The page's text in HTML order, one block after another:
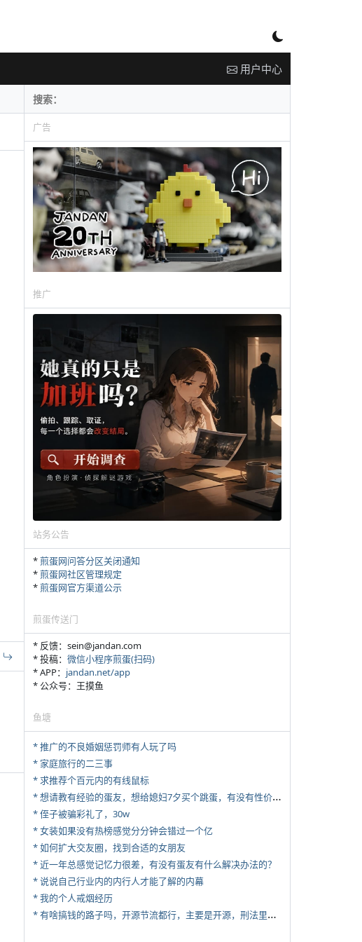
用户中心
广告
推广
站务公告
*煎蛋网问答分区关闭通知
*煎蛋网社区管理规定
*煎蛋网官方渠道公示
煎蛋传送门
* 反馈：sein@jandan.com
* 投稿： 微信小程序煎蛋(扫码)
* APP： jandan.net/app
* 公众号：王摸鱼
鱼塘
* 推广的不良婚姻惩罚师有人玩了吗
* 家庭旅行的二三事
* 求推荐个百元内的有线鼠标
*
想请教有经验的蛋友，想给媳妇7夕买个跳蛋，有没有性价比高的推荐
* 侄子被骗彩礼了，30w
* 女装如果没有热榜感觉分分钟会错过一个亿
* 如何扩大交友圈，找到合适的女朋友
* 近一年总感觉记忆力很差，有没有蛋友有什么解决办法的？
* 说说自己行业内的内行人才能了解的内幕
* 我的个人戒烟经历
*
有啥搞钱的路子吗，开源节流都行，主要是开源，刑法里的咱不做